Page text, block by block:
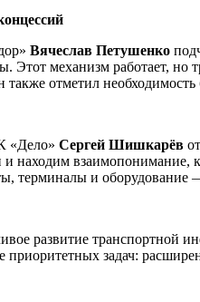
Вячеслав Петушенко
Этот механизм работает,
отметил
«Дело» Сергей Шишкарёв
и находим
терминалы и оборудование
развитие транспортной
задач: